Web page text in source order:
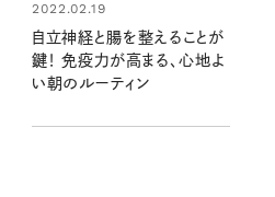
2022.02.19
自立神経と腸を整えることが
鍵！ 免疫力が高まる、心地よ
い朝のルーティン